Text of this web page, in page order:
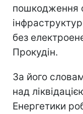
пошкодження
без
Прокудін.
За його
над
Енергетики